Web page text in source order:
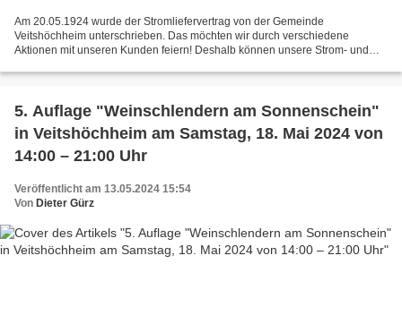
Am 20.05.1924 wurde der Stromliefervertrag von der Gemeinde
Veitshöchheim unterschrieben. Das möchten wir durch verschiedene
Aktionen mit unseren Kunden feiern! Deshalb können unsere Strom- und
5. Auflage "Weinschlendern am Sonnenschein"
in Veitshöchheim am Samstag, 18. Mai 2024 von
14:00 – 21:00 Uhr
Veröffentlicht am 13.05.2024 15:54
Von Dieter Gürz